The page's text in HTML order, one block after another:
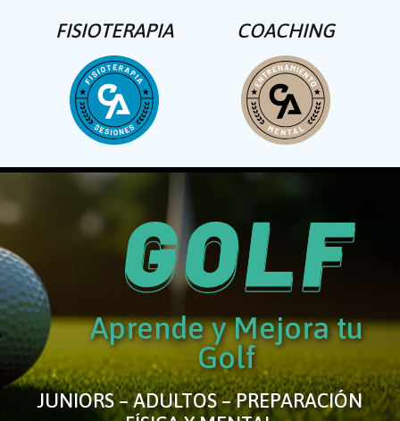
FISIOTERAPIA COACHING
Aprende y Mejora tu
Golf
JUNIORS – ADULTOS – PREPARACIÓN